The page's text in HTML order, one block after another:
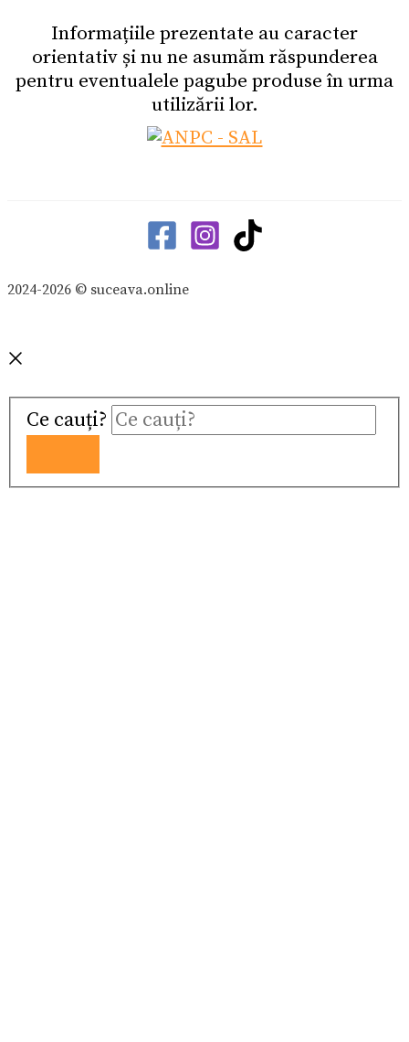
Informațiile prezentate au caracter
orientativ și nu ne asumăm răspunderea
pentru eventualele pagube produse în urma
utilizării lor.
2024-2026 © suceava.online
Ce cauți?